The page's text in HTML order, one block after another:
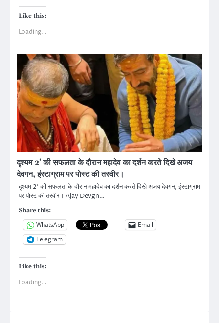
Like this:
Loading...
दृश्‍यम 2’ की सफलता के दौरान महादेव का दर्शन करते दिखे अजय
देवगन, इंस्टाग्राम पर पोस्ट की तस्वीर।
दृश्‍यम 2’ की सफलता के दौरान महादेव का दर्शन करते दिखे अजय देवगन, इंस्टाग्राम
पर पोस्ट की तस्वीर। Ajay Devgn…
Share this:
WhatsApp
Email
Telegram
Like this:
Loading...